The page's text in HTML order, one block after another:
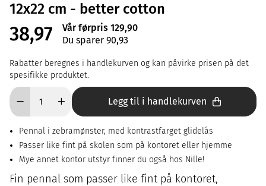
12x22 cm - better cotton
38,97
Vår førpris 129,90
Du sparer 90,93
Rabatter beregnes i handlekurven og kan påvirke prisen på det
spesifikke produktet.
Legg til i handlekurven
Pennal i zebramønster, med kontrastfarget glidelås
Passer like fint på skolen som på kontoret eller hjemme
Mye annet kontor utstyr finner du også hos Nille!
Fin pennal som passer like fint på kontoret,